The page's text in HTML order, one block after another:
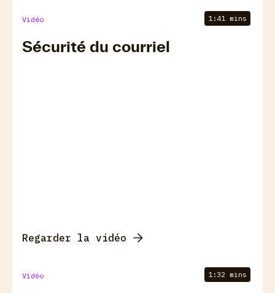
Vidéo 1:41 mins
Sécurité du courriel
Regarder la vidéo
Vidéo 1:32 mins